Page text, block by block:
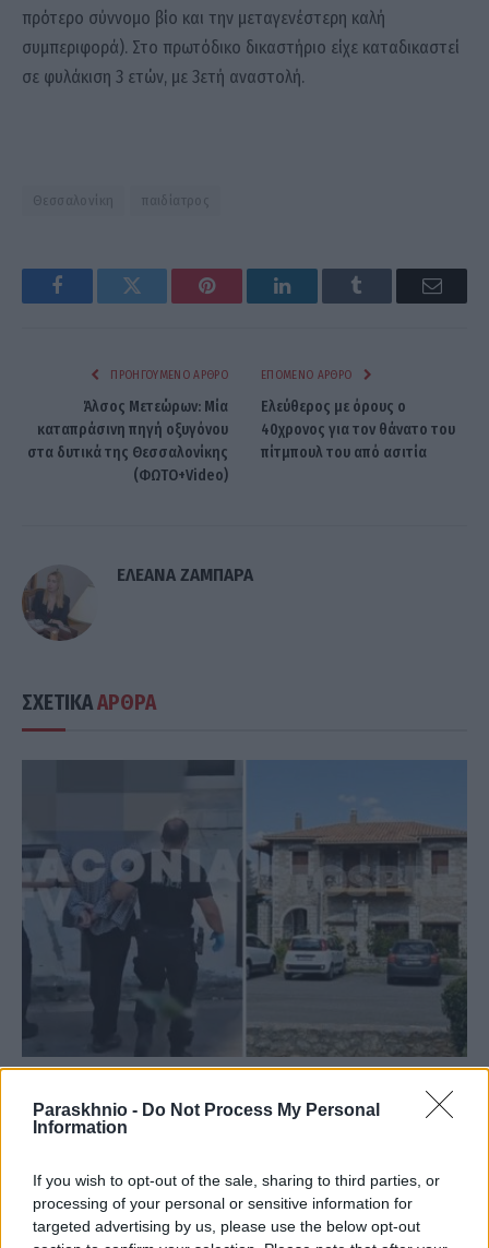
Paraskhnio - Do Not Process My Personal
Information
If you wish to opt-out of the sale, sharing to third parties, or
processing of your personal or sensitive information for
targeted advertising by us, please use the below opt-out
πρότερο σύννομο βίο και την μεταγενέστερη καλή
συμπεριφορά). Στο πρωτόδικο δικαστήριο είχε καταδικαστεί
σε φυλάκιση 3 ετών, με 3ετή αναστολή.
Θεσσαλονίκη παιδίατρος
FacebookTwitter Pinterest LinkedInTumblr Email
ΠΡΟΗΓΟΎΜΕΝΟ ΆΡΘΡΟ
Άλσος Μετεώρων: Μία
καταπράσινη πηγή οξυγόνου
στα δυτικά της Θεσσαλονίκης
(ΦΩΤO+Video)
ΕΠΌΜΕΝΟ ΆΡΘΡΟ
Ελεύθερος με όρους ο
40χρονος για τον θάνατο του
πίτμπουλ του από ασιτία
ΕΛΕΑΝΑ ΖΑΜΠΑΡΑ
ΣΧΕΤΙΚΑΑΡΘΡΑ
Θρίλερ στον Μυστρά: «Αγαπούσε παθολογικά τους
ΑΝΑΡΤΗΘΗΚΕ ΑΠΟ ΣΤΈΛΛΑ ΛΊΤΑΙΝΑ 6 ΑΥΓΟΎΣΤΟΥ 2026